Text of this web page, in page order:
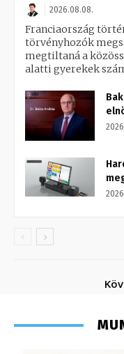
2026.08.08.
Franciaország
törvényhozók
megtiltaná a
alatti gyerekek